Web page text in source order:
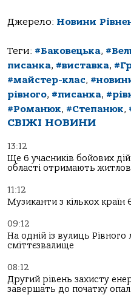
Джерело: Новини
Теги: #Баковецька,
писанка, #виставка,
#майстер-клас,
рівного, #писанка,
#Романюк, #Степанюк,
СВІЖІ НОВИНИ
13:12
Ще 6 учасників бойових
області отримають
11:12
Музиканти з кількох
09:12
На одній із вулиць Рівного
сміттєзвалище
08:12
Другий рівень захисту
завершать до початку